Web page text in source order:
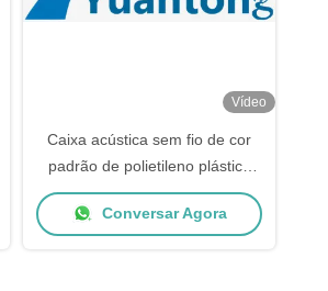
Vídeo
Caixa acústica sem fio de cor
padrão de polietileno plástico
com fenda incluída
Conversar Agora